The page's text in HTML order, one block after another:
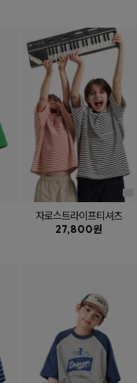
자로스트라이프티셔츠
27,800원